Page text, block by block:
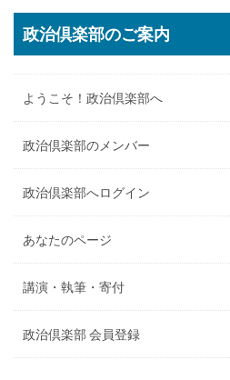
政治倶楽部のご案内
ようこそ！政治倶楽部へ
政治倶楽部のメンバー
政治倶楽部へログイン
あなたのページ
講演・執筆・寄付
政治倶楽部 会員登録